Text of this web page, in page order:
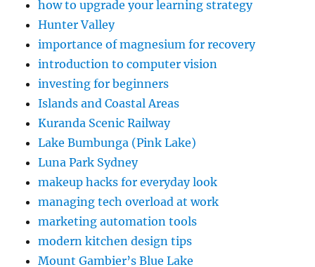
how to upgrade your learning strategy
Hunter Valley
importance of magnesium for recovery
introduction to computer vision
investing for beginners
Islands and Coastal Areas
Kuranda Scenic Railway
Lake Bumbunga (Pink Lake)
Luna Park Sydney
makeup hacks for everyday look
managing tech overload at work
marketing automation tools
modern kitchen design tips
Mount Gambier’s Blue Lake